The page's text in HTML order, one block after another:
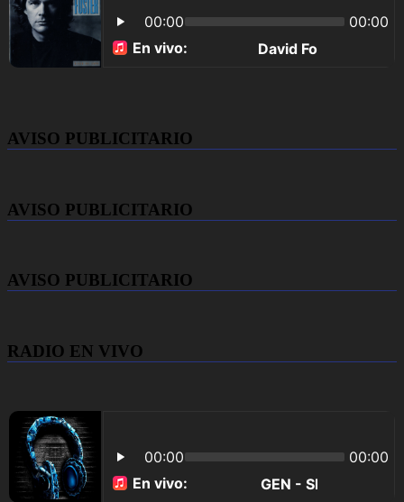
AVISO PUBLICITARIO
AVISO PUBLICITARIO
AVISO PUBLICITARIO
RADIO EN VIVO